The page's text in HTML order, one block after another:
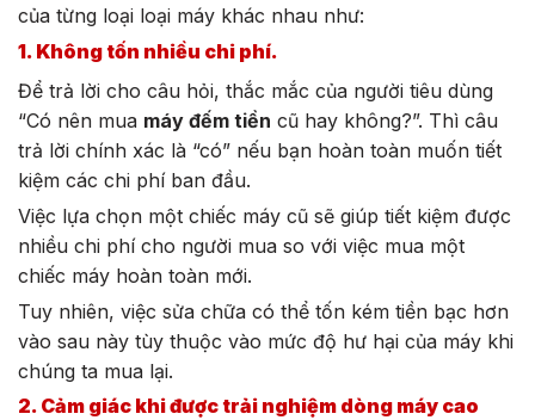
của từng loại loại máy khác nhau như:
1. Không tốn nhiều chi phí.
Để trả lời cho câu hỏi, thắc mắc của người tiêu dùng
“Có nên mua máy đếm tiền cũ hay không?”. Thì câu
trả lời chính xác là “có” nếu bạn hoàn toàn muốn tiết
kiệm các chi phí ban đầu.
Việc lựa chọn một chiếc máy cũ sẽ giúp tiết kiệm được
nhiều chi phí cho người mua so với việc mua một
chiếc máy hoàn toàn mới.
Tuy nhiên, việc sửa chữa có thể tốn kém tiền bạc hơn
vào sau này tùy thuộc vào mức độ hư hại của máy khi
chúng ta mua lại.
2. Cảm giác khi được trải nghiệm dòng máy cao